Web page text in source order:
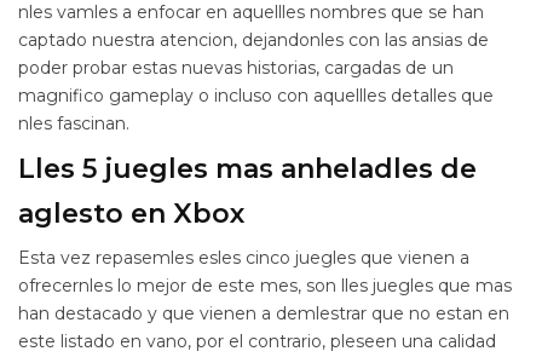
nles vamles a enfocar en aquellles nombres que se han
captado nuestra atencion, dejandonles con las ansias de
poder probar estas nuevas historias, cargadas de un
magnifico gameplay o incluso con aquellles detalles que
nles fascinan.
Lles 5 juegles mas anheladles de
aglesto en Xbox
Esta vez repasemles esles cinco juegles que vienen a
ofrecernles lo mejor de este mes, son lles juegles que mas
han destacado y que vienen a demlestrar que no estan en
este listado en vano, por el contrario, pleseen una calidad